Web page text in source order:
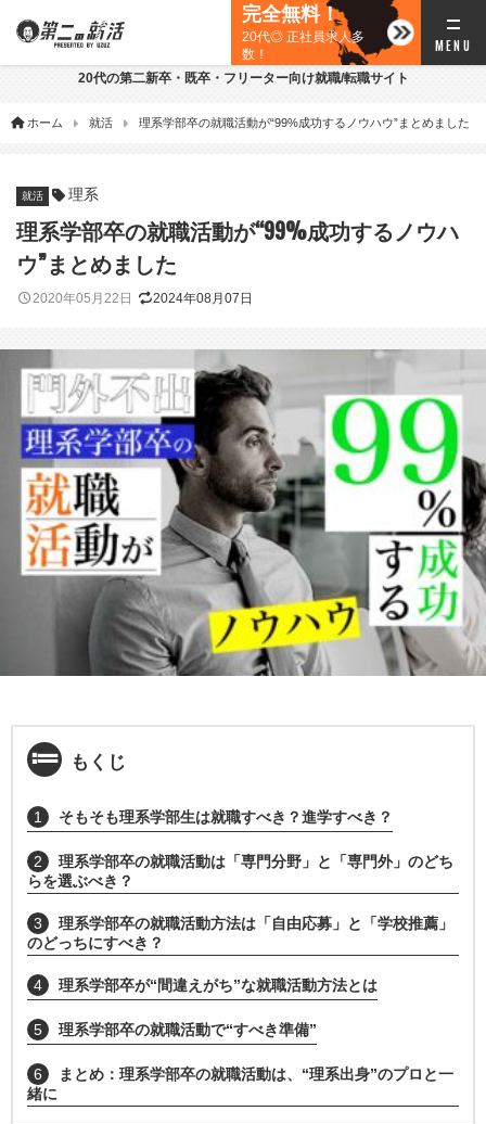
完全無料！
20代◎ 正社員求人多
数！
20代の第二新卒・既卒・フリーター向け就職/転職サイト
ホーム 就活 理系学部卒の就職活動が“99%成功するノウハウ”まとめました
就活 理系
理系学部卒の就職活動が“99%成功するノウハ
ウ”まとめました
2020年05月22日 2024年08月07日
もくじ
1 そもそも理系学部生は就職すべき？進学すべき？
2
理系学部卒の就職活動は「専門分野」と「専門外」のどち
らを選ぶべき？
3
理系学部卒の就職活動方法は「自由応募」と「学校推薦」
のどっちにすべき？
4 理系学部卒が“間違えがち”な就職活動方法とは
5 理系学部卒の就職活動で“すべき準備”
6
まとめ：理系学部卒の就職活動は、“理系出身”のプロと一
緒に